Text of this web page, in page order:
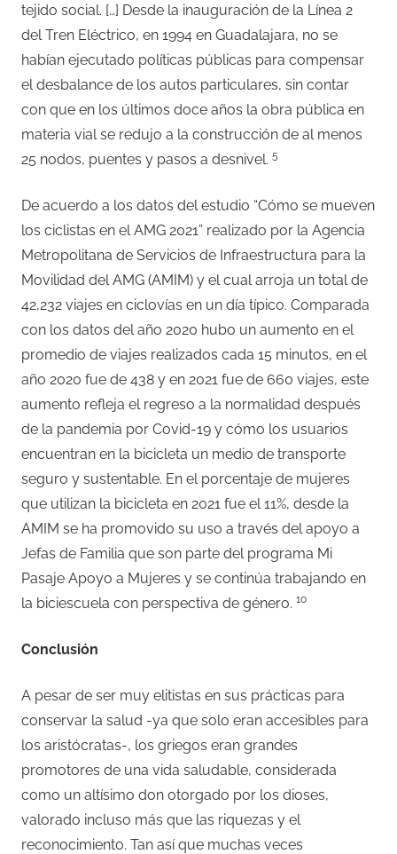
tejido social. […] Desde la inauguración de la Línea 2
del Tren Eléctrico, en 1994 en Guadalajara, no se
habían ejecutado políticas públicas para compensar
el desbalance de los autos particulares, sin contar
con que en los últimos doce años la obra pública en
materia vial se redujo a la construcción de al menos
25 nodos, puentes y pasos a desnivel. 5
De acuerdo a los datos del estudio “Cómo se mueven
los ciclistas en el AMG 2021” realizado por la Agencia
Metropolitana de Servicios de Infraestructura para la
Movilidad del AMG (AMIM) y el cual arroja un total de
42,232 viajes en ciclovías en un día típico. Comparada
con los datos del año 2020 hubo un aumento en el
promedio de viajes realizados cada 15 minutos, en el
año 2020 fue de 438 y en 2021 fue de 660 viajes, este
aumento refleja el regreso a la normalidad después
de la pandemia por Covid-19 y cómo los usuarios
encuentran en la bicicleta un medio de transporte
seguro y sustentable. En el porcentaje de mujeres
que utilizan la bicicleta en 2021 fue el 11%, desde la
AMIM se ha promovido su uso a través del apoyo a
Jefas de Familia que son parte del programa Mi
Pasaje Apoyo a Mujeres y se continúa trabajando en
la biciescuela con perspectiva de género. 10
Conclusión
A pesar de ser muy elitistas en sus prácticas para
conservar la salud -ya que solo eran accesibles para
los aristócratas-, los griegos eran grandes
promotores de una vida saludable, considerada
como un altísimo don otorgado por los dioses,
valorado incluso más que las riquezas y el
reconocimiento. Tan así que muchas veces